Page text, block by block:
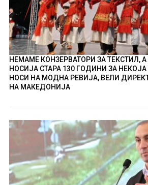
НЕМАМЕ КОНЗЕРВАТОРИ ЗА ТЕКСТИЛ, А
НОСИЈА СТАРА 130 ГОДИНИ ЗА
НОСИ НА МОДНА РЕВИЈА, ВЕЛИ
НА МАКЕДОНИЈА